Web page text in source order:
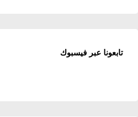
تابعونا عبر فيسبوك